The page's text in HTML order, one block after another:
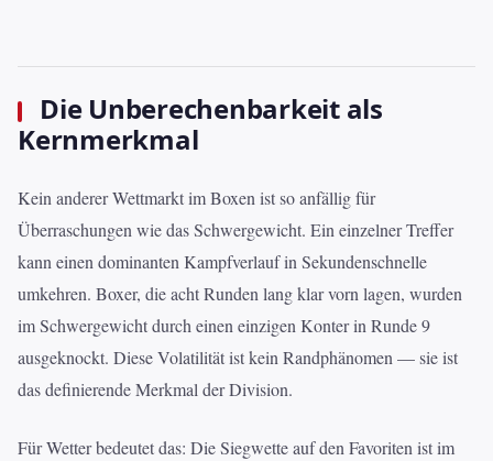
Die Unberechenbarkeit als
Kernmerkmal
Kein anderer Wettmarkt im Boxen ist so anfällig für
Überraschungen wie das Schwergewicht. Ein einzelner Treffer
kann einen dominanten Kampfverlauf in Sekundenschnelle
umkehren. Boxer, die acht Runden lang klar vorn lagen, wurden
im Schwergewicht durch einen einzigen Konter in Runde 9
ausgeknockt. Diese Volatilität ist kein Randphänomen — sie ist
das definierende Merkmal der Division.
Für Wetter bedeutet das: Die Siegwette auf den Favoriten ist im